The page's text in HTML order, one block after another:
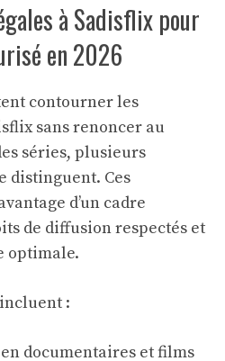
à Sadisflix pour
en 2026
contourner les
sans renoncer au
séries, plusieurs
distinguent. Ces
d’un cadre
de diffusion respectés et
optimale.
:
documentaires et films